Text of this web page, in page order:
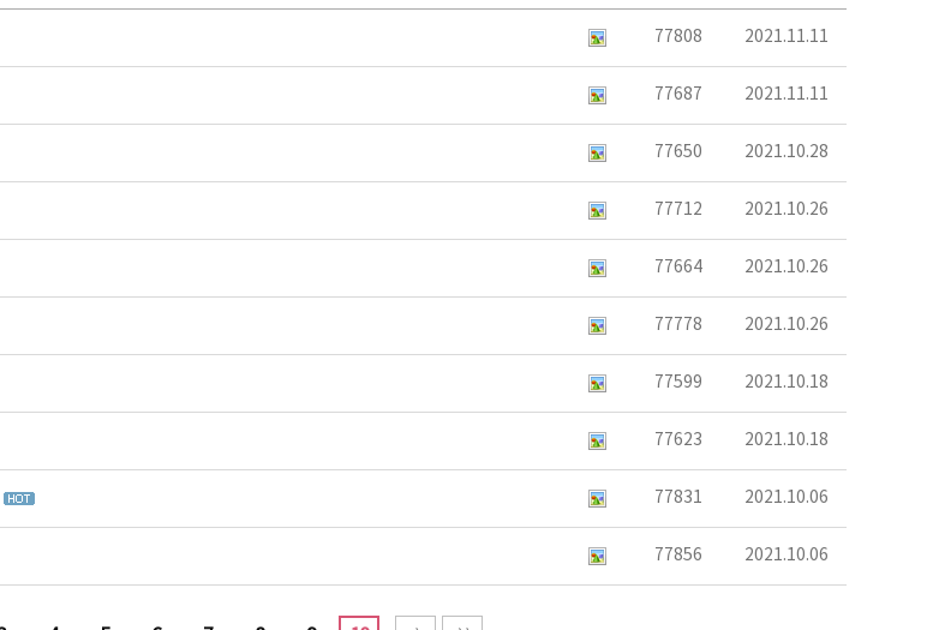
77808 2021.11.11
77687 2021.11.11
77650 2021.10.28
77712 2021.10.26
77664 2021.10.26
77778 2021.10.26
77599 2021.10.18
77623 2021.10.18
77831 2021.10.06
77856 2021.10.06